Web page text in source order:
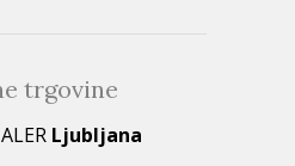
trgovine
Ljubljana